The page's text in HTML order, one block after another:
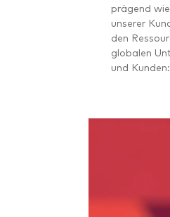
prägend
unserer
den
globalen
und